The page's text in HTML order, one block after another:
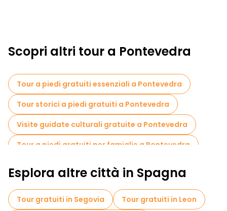
Scopri altri tour a Pontevedra
Tour a piedi gratuiti essenziali a Pontevedra
Tour storici a piedi gratuiti a Pontevedra
Visite guidate culturali gratuite a Pontevedra
Tour a piedi gratuiti per famiglie a Pontevedra
Tour gratuiti nelle vicinanze Igrexa da Virxe Peregrina
Esplora altre città in Spagna
Tour gratuiti in Segovia
Tour gratuiti in Leon